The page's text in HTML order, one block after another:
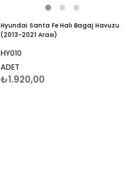
Hyundai Santa Fe Halı Bagaj Havuzu
(2013-2021 Arası)
HY010
ADET
₺1.920,00